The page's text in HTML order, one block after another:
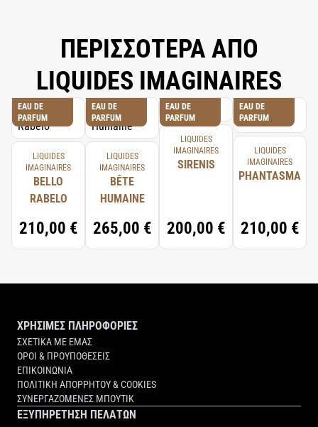
ΠΕΡΙΣΣΟΤΕΡΑ ΑΠΟ
LIQUIDES IMAGINAIRES
EAU DE
PARFUM
LIQUIDES
IMAGINAIRES
BELLO
RABELO
210,00 €
EAU DE
PARFUM
LIQUIDES
IMAGINAIRES
BÊTE
HUMAINE
265,00 €
EAU DE
PARFUM
LIQUIDES
IMAGINAIRES
SIRENIS
200,00 €
EAU DE
PARFUM
LIQUIDES
IMAGINAIRES
PHANTASMA
210,00 €
ΧΡΗΣΙΜΕΣ ΠΛΗΡΟΦΟΡΙΕΣ
ΣΧΕΤΙΚΑ ΜΕ ΕΜΑΣ
ΟΡΟΙ & ΠΡΟΥΠΟΘΕΣΕΙΣ
ΕΠΙΚΟΙΝΩΝΙΑ
ΠΟΛΙΤΙΚΗ ΑΠΟΡΡΗΤΟΥ & COOKIES
ΣΥΝΕΡΓΑΖΟΜΕΝΕΣ ΜΠΟΥΤΙΚ
ΕΞΥΠΗΡΕΤΗΣΗ ΠΕΛΑΤΩΝ